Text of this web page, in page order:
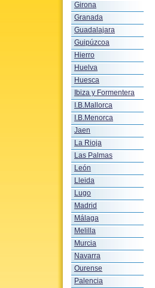
Girona
Granada
Guadalajara
Guipúzcoa
Hierro
Huelva
Huesca
Ibiza y Formentera
I.B.Mallorca
I.B.Menorca
Jaen
La Rioja
Las Palmas
León
Lleida
Lugo
Madrid
Málaga
Melilla
Murcia
Navarra
Ourense
Palencia